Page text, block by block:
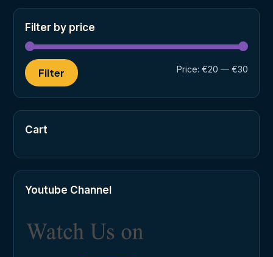
Filter by price
Filter Price: €20 — €30
Cart
Youtube Channel